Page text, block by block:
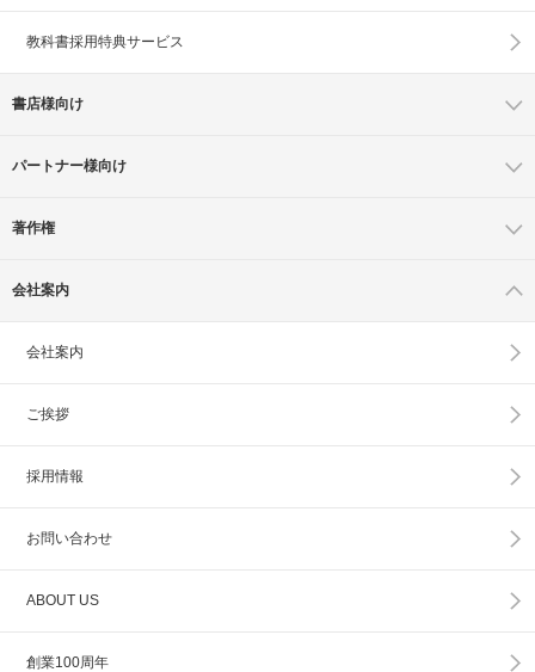
教科書採用特典サービス
書店様向け
パートナー様向け
著作権
会社案内
会社案内
ご挨拶
採用情報
お問い合わせ
ABOUT US
創業100周年